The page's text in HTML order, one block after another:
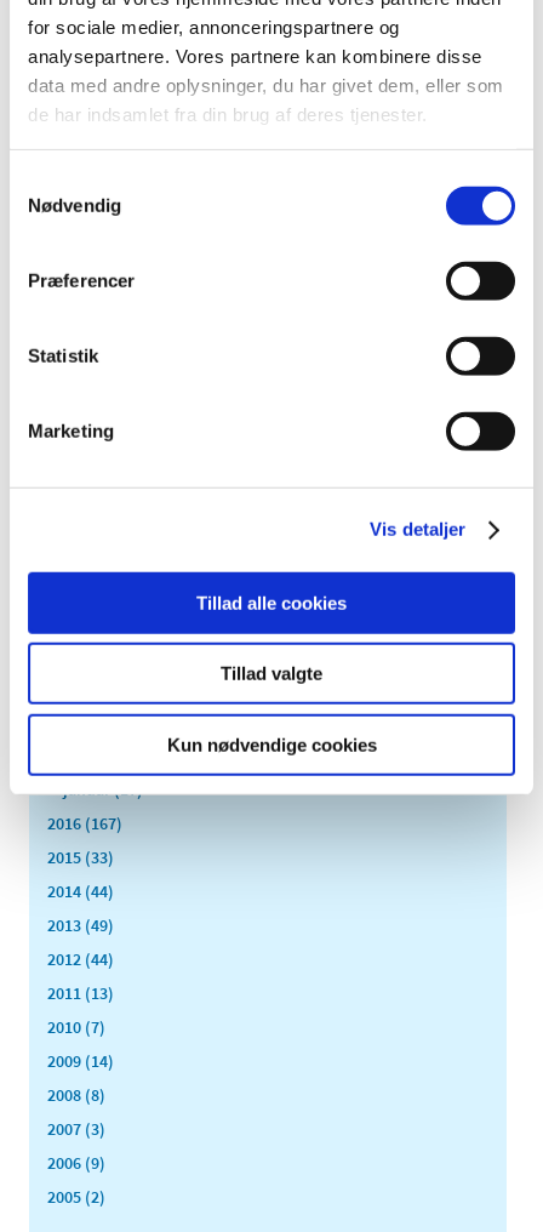
for sociale medier, annonceringspartnere og
analysepartnere. Vores partnere kan kombinere disse
data med andre oplysninger, du har givet dem, eller som
de har indsamlet fra din brug af deres tjenester.
Nødvendig
Præferencer
Statistik
Marketing
Vis detaljer
Tillad alle cookies
Tillad valgte
Kun nødvendige cookies
Alle (2506)
TID
2026 (84)
2023 (195)
2021 (516)
2019 (159)
december (19)
august (12)
juni (15)
januar (17)
2016 (167)
2015 (33)
2014 (44)
2013 (49)
2012 (44)
2011 (13)
2010 (7)
2009 (14)
2008 (8)
2007 (3)
2006 (9)
2005 (2)